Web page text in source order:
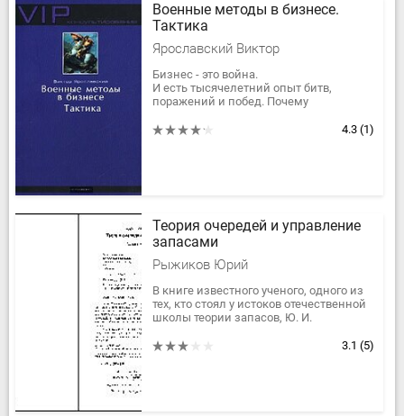
Военные методы в бизнесе.
Тактика
Ярославский Виктор
Бизнес - это война.
И есть тысячелетний опыт битв,
поражений и побед. Почему
Ответ достаточно прост: деловой мир
4.3 (1)
Теория очередей и управление
запасами
Рыжиков Юрий
В книге известного ученого, одного из
тех, кто стоял у истоков отечественной
школы теории запасов, Ю. И.
массового обслуживания и...
3.1 (5)